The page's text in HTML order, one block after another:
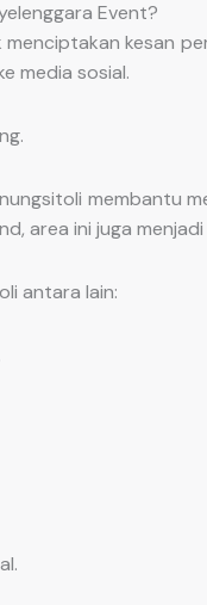
Event?
kesan
media sosial.
membantu
area ini juga
antara lain: